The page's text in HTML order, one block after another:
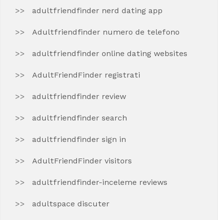
adultfriendfinder nerd dating app
Adultfriendfinder numero de telefono
adultfriendfinder online dating websites
AdultFriendFinder registrati
adultfriendfinder review
adultfriendfinder search
adultfriendfinder sign in
AdultFriendFinder visitors
adultfriendfinder-inceleme reviews
adultspace discuter